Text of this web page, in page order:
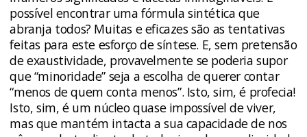
possível encontrar uma fórmula sintética que
abranja todos? Muitas e eficazes são as tentativas
feitas para este esforço de síntese. E, sem pretensão
de exaustividade, provavelmente se poderia supor
que “minoridade” seja a escolha de querer contar
“menos de quem conta menos”. Isto, sim, é profecia!
Isto, sim, é um núcleo quase impossível de viver,
mas que mantém intacta a sua capacidade de nos